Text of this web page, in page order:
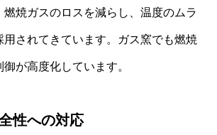
燃焼ガスのロスを減らし、温度のムラ
用されてきています。ガス窯でも燃焼
が高度化しています。
性への対応